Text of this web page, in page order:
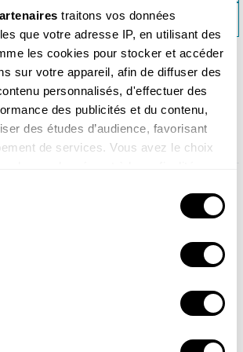
traitons vos données
que votre adresse IP, en utilisant des
les cookies pour stocker et accéder
sur votre appareil, afin de diffuser des
personnalisés, d'effectuer des
des publicités et du contenu,
des études d’audience, favorisant
de services. Vous avez le choix
la Déclaration relative aux
sur l'icône de confidentialité.
nous aimerions également :
qui peuvent être précises à plusieurs
appareil en l'analysant activement
SECRETS DE LONGÉVITÉ (N°250) >>
similaires